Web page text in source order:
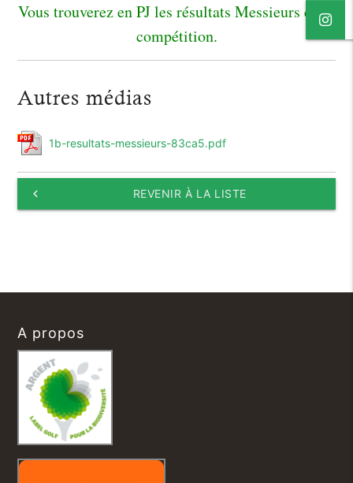
Vous trouverez en PJ les résultats Messieurs de la
compétition.
Autres médias
1b-resultats-messieurs-83ca5.pdf
keyboard_arrow_left REVENIR À LA LISTE
A propos